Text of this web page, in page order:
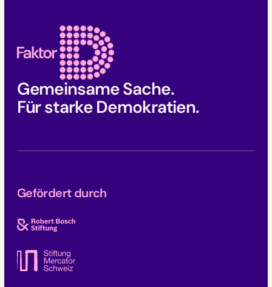
Gemeinsame Sache.
Für starke Demokratien.
Gefördert durch